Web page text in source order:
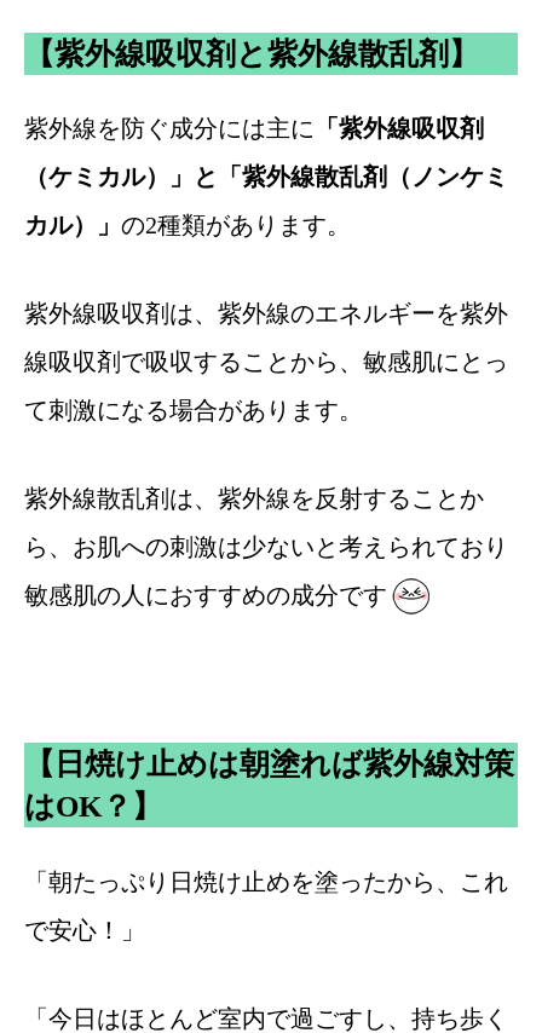
【紫外線吸収剤と紫外線散乱剤】
紫外線を防ぐ成分には主に 「紫外線吸収剤
（ケミカル）」と「紫外線散乱剤（ノンケミ
カル）」 の2種類があります。
紫外線吸収剤は、紫外線のエネルギーを紫外
線吸収剤で吸収することから、敏感肌にとっ
て刺激になる場合があります。
紫外線散乱剤は、紫外線を反射することか
ら、お肌への刺激は少ないと考えられており
敏感肌の人におすすめの成分です
【日焼け止めは朝塗れば紫外線対策
はOK？】
「朝たっぷり日焼け止めを塗ったから、これ
で安心！」
「今日はほとんど室内で過ごすし、持ち歩く